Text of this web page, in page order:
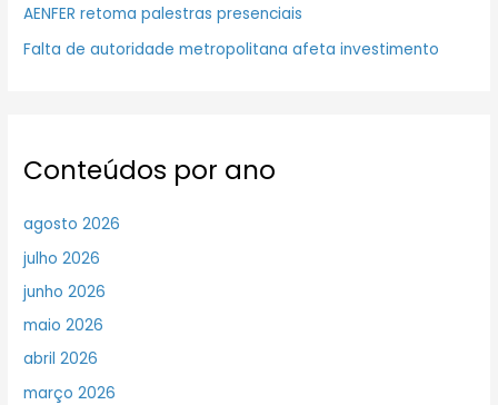
AENFER retoma palestras presenciais
Falta de autoridade metropolitana afeta investimento
Conteúdos por ano
agosto 2026
julho 2026
junho 2026
maio 2026
abril 2026
março 2026